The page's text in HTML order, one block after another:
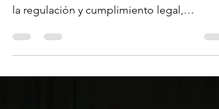
Existen tres puntos clave de colaboración
la regulación y cumplimiento legal,
protección y...